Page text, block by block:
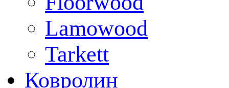
Lamowood
Tarkett
Ковролин